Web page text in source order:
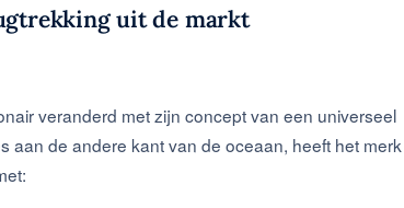
uit de markt
veranderd met zijn concept van een universeel
aan de andere kant van de oceaan, heeft het merk